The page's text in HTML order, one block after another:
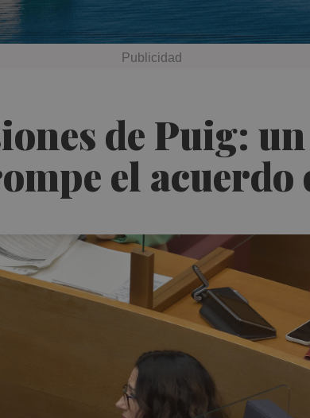
de Puig:
el acuerdo